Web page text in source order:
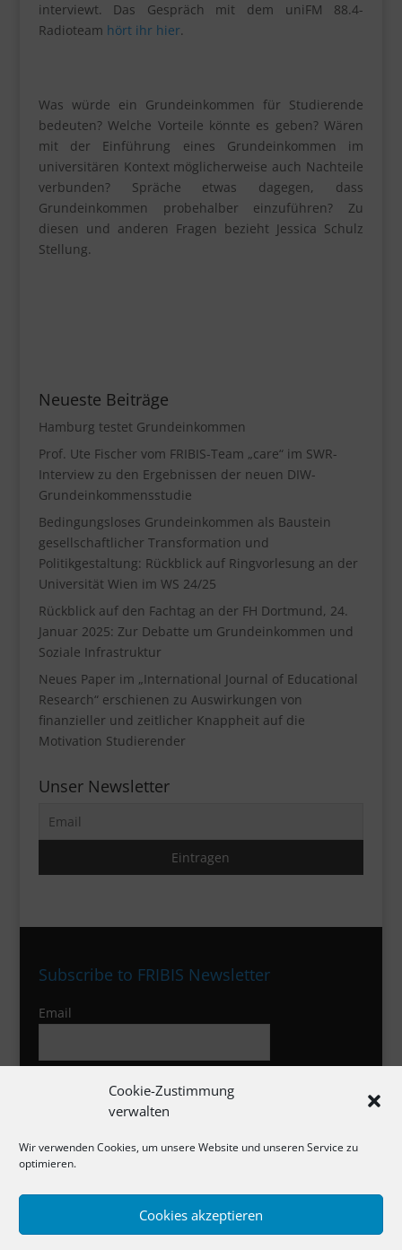
Cookie-Zustimmung
verwalten
Wir verwenden Cookies, um unsere Website und unseren Service zu
optimieren.
Cookies akzeptieren
interviewt. Das Gespräch mit dem uniFM 88.4-
Radioteam hört ihr hier.
Was würde ein Grundeinkommen für Studierende
bedeuten? Welche Vorteile könnte es geben? Wären
mit der Einführung eines Grundeinkommen im
universitären Kontext möglicherweise auch Nachteile
verbunden? Spräche etwas dagegen, dass
Grundeinkommen probehalber einzuführen? Zu
diesen und anderen Fragen bezieht Jessica Schulz
Stellung.
Neueste Beiträge
Hamburg testet Grundeinkommen
Prof. Ute Fischer vom FRIBIS-Team „care“ im SWR-
Interview zu den Ergebnissen der neuen DIW-
Grundeinkommensstudie
Bedingungsloses Grundeinkommen als Baustein
gesellschaftlicher Transformation und
Politikgestaltung: Rückblick auf Ringvorlesung an der
Universität Wien im WS 24/25
Rückblick auf den Fachtag an der FH Dortmund, 24.
Januar 2025: Zur Debatte um Grundeinkommen und
Soziale Infrastruktur
Neues Paper im „International Journal of Educational
Research“ erschienen zu Auswirkungen von
finanzieller und zeitlicher Knappheit auf die
Motivation Studierender
Unser Newsletter
Subscribe to FRIBIS Newsletter
Email
Impressum